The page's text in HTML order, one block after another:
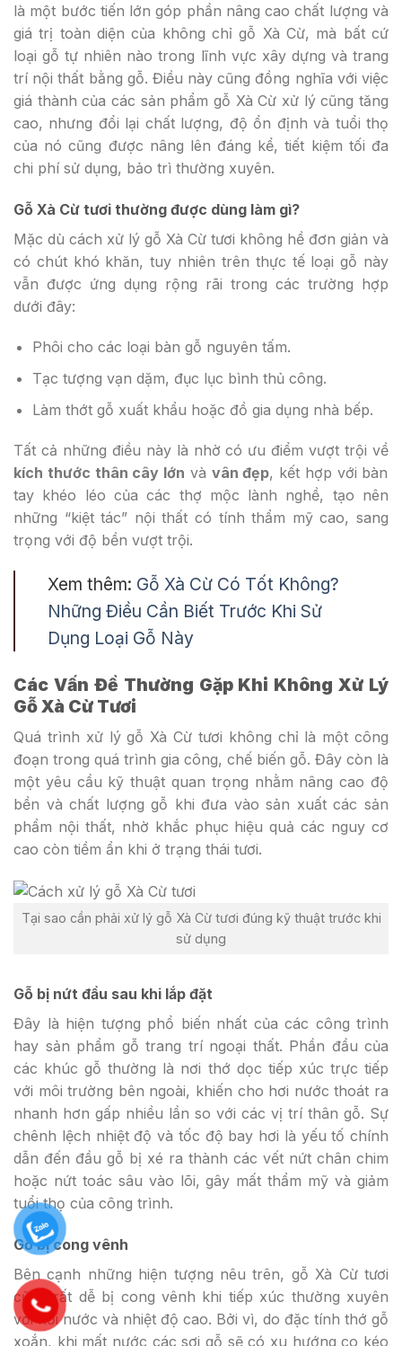
là một bước tiến lớn góp phần nâng cao chất lượng và
giá trị toàn diện của không chỉ gỗ Xà Cừ, mà bất cứ
loại gỗ tự nhiên nào trong lĩnh vực xây dựng và trang
trí nội thất bằng gỗ. Điều này cũng đồng nghĩa với việc
giá thành của các sản phẩm gỗ Xà Cừ xử lý cũng tăng
cao, nhưng đổi lại chất lượng, độ ổn định và tuổi thọ
của nó cũng được nâng lên đáng kể, tiết kiệm tối đa
chi phí sử dụng, bảo trì thường xuyên.
Gỗ Xà Cừ tươi thường được dùng làm gì?
Mặc dù cách xử lý gỗ Xà Cừ tươi không hề đơn giản và
có chút khó khăn, tuy nhiên trên thực tế loại gỗ này
vẫn được ứng dụng rộng rãi trong các trường hợp
dưới đây:
Phôi cho các loại bàn gỗ nguyên tấm.
Tạc tượng vạn dặm, đục lục bình thủ công.
Làm thớt gỗ xuất khẩu hoặc đồ gia dụng nhà bếp.
Tất cả những điều này là nhờ có ưu điểm vượt trội về
kích thước thân cây lớn và vân đẹp, kết hợp với bàn
tay khéo léo của các thợ mộc lành nghề, tạo nên
những “kiệt tác” nội thất có tính thẩm mỹ cao, sang
trọng với độ bền vượt trội.
Xem thêm: Gỗ Xà Cừ Có Tốt Không?
Những Điều Cần Biết Trước Khi Sử
Dụng Loại Gỗ Này
Các Vấn Đề Thường Gặp Khi Không Xử Lý
Gỗ Xà Cừ Tươi
Quá trình xử lý gỗ Xà Cừ tươi không chỉ là một công
đoạn trong quá trình gia công, chế biến gỗ. Đây còn là
một yêu cầu kỹ thuật quan trọng nhằm nâng cao độ
bền và chất lượng gỗ khi đưa vào sản xuất các sản
phẩm nội thất, nhờ khắc phục hiệu quả các nguy cơ
cao còn tiềm ẩn khi ở trạng thái tươi.
Tại sao cần phải xử lý gỗ Xà Cừ tươi đúng kỹ thuật trước khi
sử dụng
Gỗ bị nứt đầu sau khi lắp đặt
Đây là hiện tượng phổ biến nhất của các công trình
hay sản phẩm gỗ trang trí ngoại thất. Phần đầu của
các khúc gỗ thường là nơi thớ dọc tiếp xúc trực tiếp
với môi trường bên ngoài, khiến cho hơi nước thoát ra
nhanh hơn gấp nhiều lần so với các vị trí thân gỗ. Sự
chênh lệch nhiệt độ và tốc độ bay hơi là yếu tố chính
dẫn đến đầu gỗ bị xé ra thành các vết nứt chân chim
hoặc nứt toác sâu vào lõi, gây mất thẩm mỹ và giảm
tuổi thọ của công trình.
Gỗ bị cong vênh
Bên cạnh những hiện tượng nêu trên, gỗ Xà Cừ tươi
cũng rất dễ bị cong vênh khi tiếp xúc thường xuyên
với hơi nước và nhiệt độ cao. Bởi vì, do đặc tính thớ gỗ
xoắn, khi mất nước các sợi gỗ sẽ có xu hướng co kéo